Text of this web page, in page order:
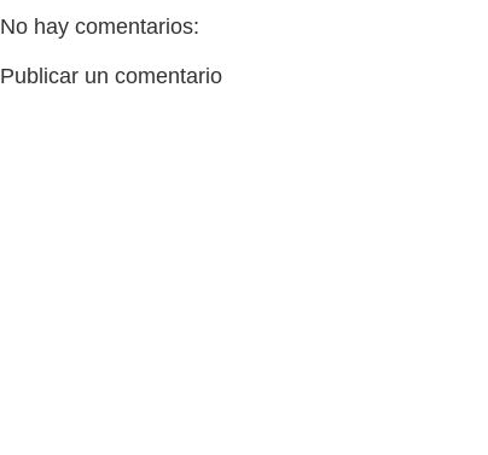
No hay comentarios:
Publicar un comentario